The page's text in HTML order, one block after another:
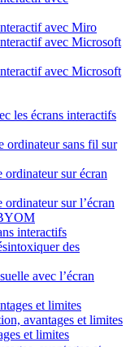
avec Miro
avec Microsoft
avec Microsoft
les écrans interactifs
ordinateur sans fil sur
ordinateur sur écran
sur l’écran
interactifs
des
avec l’écran
et limites
avantages et limites
et limites